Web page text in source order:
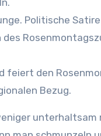
Politische
feiert den
Bezug.
unterhaltsam